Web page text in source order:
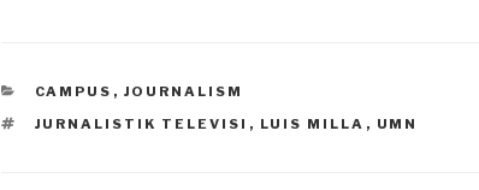
CATEGORIES
CAMPUS , JOURNALISM
TAGS
JURNALISTIK TELEVISI , LUIS MILLA , UMN